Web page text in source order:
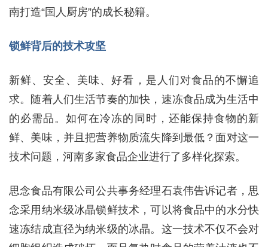
南打造“国人厨房”的成长秘籍。
锁鲜背后的技术攻坚
新鲜、安全、美味、好看，是人们对食品的不懈追
求。随着人们生活节奏的加快，速冻食品成为生活中
的必需品。如何在冷冻的同时，还能保持食物的新
鲜、美味，并且把营养物质流失降到最低？面对这一
技术问题，河南多家食品企业进行了多样化探索。
思念食品有限公司公共事务经理石袁伟告诉记者，思
念采用纳米级冰晶锁鲜技术，可以将食品中的水分快
速冻结成直径为纳米级的冰晶。这一技术不仅不会对